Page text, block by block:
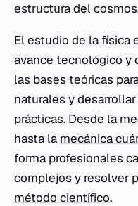
estructura del
El estudio de la física
avance tecnológico y
las bases teóricas
naturales y
prácticas. Desde la
hasta la mecánica
forma profesionales
complejos y resolver
método científico.